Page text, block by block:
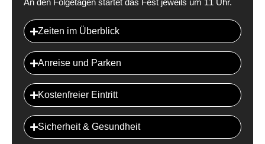
An den Folgetagen startet das Fest jeweils um 11 Uhr.
Zeiten im Überblick
Anreise und Parken
Kostenfreier Eintritt
Sicherheit & Gesundheit